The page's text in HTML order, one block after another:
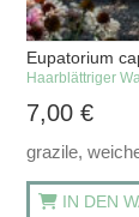
Eupatorium
Haarblättriger
7,00€
grazile,
IN DEN